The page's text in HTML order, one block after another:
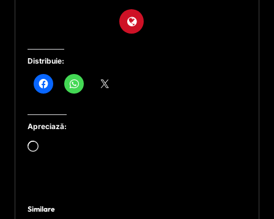
Distribuie:
Apreciază:
Încarc...
Similare